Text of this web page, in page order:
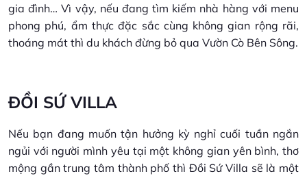
gia đình… Vì vậy, nếu đang tìm kiếm nhà hàng với menu
phong phú, ẩm thực đặc sắc cùng không gian rộng rãi,
thoáng mát thì du khách đừng bỏ qua Vườn Cò Bên Sông.
ĐỒI SỨ VILLA
Nếu bạn đang muốn tận hưởng kỳ nghỉ cuối tuần ngắn
ngủi với người mình yêu tại một không gian yên bình, thơ
mộng gần trung tâm thành phố thì Đồi Sứ Villa sẽ là một